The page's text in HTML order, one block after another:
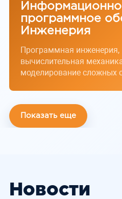
программное
Инженерия
Программная инженерия,
вычислительная
моделирование сложных
Показать еще
Новости